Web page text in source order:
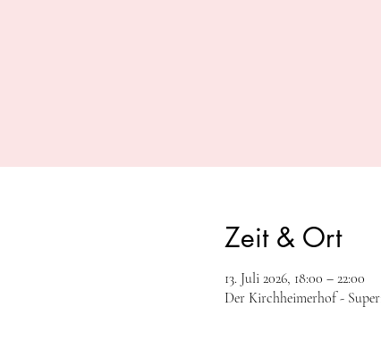
Zeit & Ort
13. Juli 2026, 18:00 – 22:00
Der Kirchheimerhof -